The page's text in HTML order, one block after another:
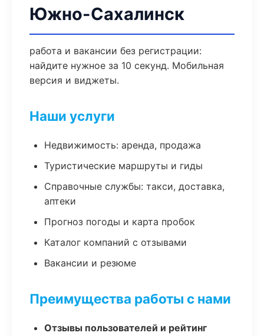
Южно-Сахалинск
работа и вакансии без регистрации:
найдите нужное за 10 секунд. Мобильная
версия и виджеты.
Наши услуги
Недвижимость: аренда, продажа
Туристические маршруты и гиды
Справочные службы: такси, доставка,
аптеки
Прогноз погоды и карта пробок
Каталог компаний с отзывами
Вакансии и резюме
Преимущества работы с нами
Отзывы пользователей и рейтинг